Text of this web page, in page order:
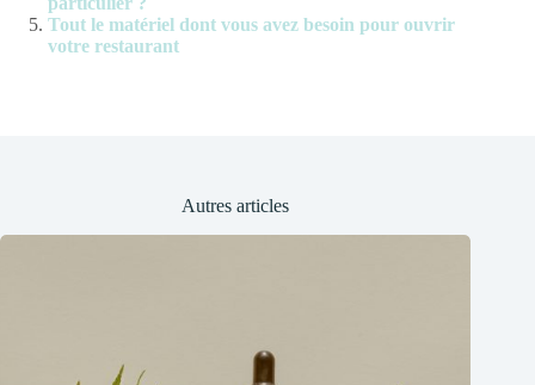
Tout le matériel dont vous avez besoin pour ouvrir
votre restaurant
Autres articles